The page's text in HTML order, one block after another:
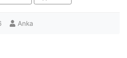
Anka